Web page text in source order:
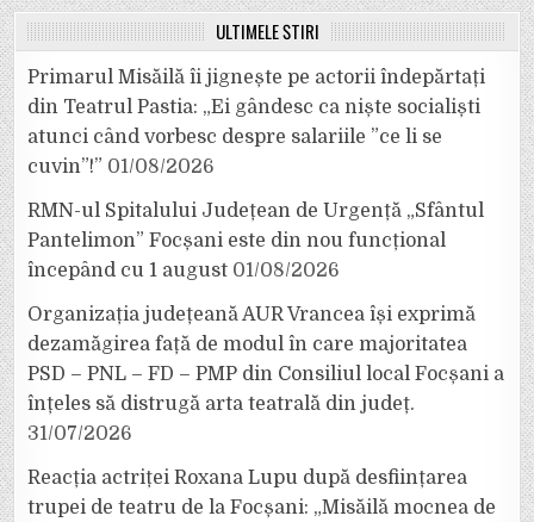
ULTIMELE ȘTIRI
Primarul Misăilă îi jignește pe actorii îndepărtați
din Teatrul Pastia: „Ei gândesc ca niște socialiști
atunci când vorbesc despre salariile ”ce li se
cuvin”!” 01/08/2026
RMN-ul Spitalului Județean de Urgență „Sfântul
Pantelimon” Focșani este din nou funcțional
începând cu 1 august 01/08/2026
Organizația județeană AUR Vrancea își exprimă
dezamăgirea față de modul în care majoritatea
PSD – PNL – FD – PMP din Consiliul local Focșani a
înțeles să distrugă arta teatrală din județ.
31/07/2026
Reacția actriței Roxana Lupu după desființarea
trupei de teatru de la Focșani: „Misăilă mocnea de